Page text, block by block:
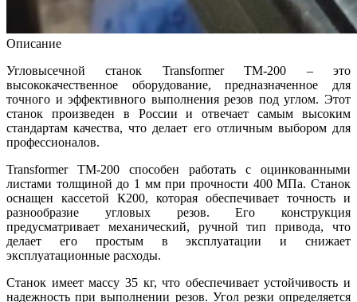
Описание
Угловысечной станок Transformer TM-200 – это
высококачественное оборудование, предназначенное для
точного и эффективного выполнения резов под углом. Этот
станок произведен в России и отвечает самым высоким
стандартам качества, что делает его отличным выбором для
профессионалов.
Transformer TM-200 способен работать с оцинкованными
листами толщиной до 1 мм при прочности 400 МПа. Станок
оснащен кассетой К200, которая обеспечивает точность и
разнообразие угловых резов. Его конструкция
предусматривает механический, ручной тип привода, что
делает его простым в эксплуатации и снижает
эксплуатационные расходы.
Станок имеет массу 35 кг, что обеспечивает устойчивость и
надежность при выполнении резов. Угол резки определяется